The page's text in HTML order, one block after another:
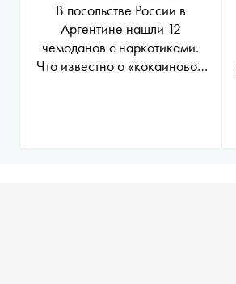
В посольстве России в
Аргентине нашли 12
чемоданов с наркотиками.
Что известно о «кокаиновом